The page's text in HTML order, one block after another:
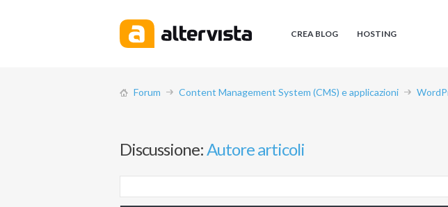
CREA BLOG HOSTING
Forum Content Management System (CMS) e applicazioni
Discussione: Autore articoli